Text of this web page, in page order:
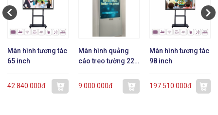
Màn hình tương tác
65 inch
42.840.000đ
Màn hình quảng
cáo treo tường 22
9.000.000đ
Màn hình tương tác
98 inch
197.510.000đ